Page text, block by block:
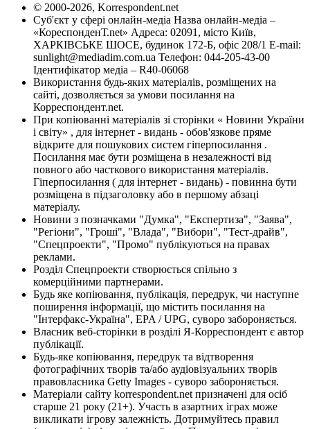
© 2000-2026, Korrespondent.net
Суб'єкт у сфері онлайн-медіа Назва онлайн-медіа –
«КореспонденТ.net» Адреса: 02091, місто Київ,
ХАРКІВСЬКЕ ШОСЕ, будинок 172-Б, офіс 208/1 E-mail:
sunlight@mediadim.com.ua Телефон: 044-205-43-00
Ідентифікатор медіа – R40-06068
Використання будь-яких матеріалів, розміщених на
сайті, дозволяється за умови посилання на
Корреспондент.net.
При копіюванні матеріалів зі сторінки « Новини України
і світу» , для інтернет - видань - обов'язкове пряме
відкрите для пошукових систем гіперпосилання .
Посилання має бути розміщена в незалежності від
повного або часткового використання матеріалів.
Гіперпосилання ( для інтернет - видань) - повинна бути
розміщена в підзаголовку або в першому абзаці
матеріалу.
Новини з позначками "Думка", "Експертиза", "Заява",
"Регіони", "Гроші", "Влада", "Вибори", "Тест-драйв",
"Спецпроекти", "Промо" публікуються на правах
реклами.
Розділ Спецпроекти створюється спільно з
комерційними партнерами.
Будь яке копіювання, публікація, передрук, чи наступне
поширення інформації, що містить посилання на
"Інтерфакс-Україна", EPA / UPG, суворо забороняється.
Власник веб-сторінки в розділі Я-Корреспондент є автор
публікації.
Будь-яке копіювання, передрук та відтворення
фотографічних творів та/або аудіовізуальних творів
правовласника Getty Images - суворо забороняється.
Матеріали сайту korrespondent.net призначені для осіб
старше 21 року (21+). Участь в азартних іграх може
викликати ігрову залежність. Дотримуйтесь правил